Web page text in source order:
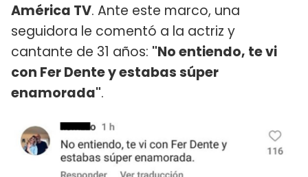
América TV. Ante este marco, una
seguidora le comentó a la actriz y
cantante de 31 años: "No entiendo, te vi
con Fer Dente y estabas súper
enamorada".